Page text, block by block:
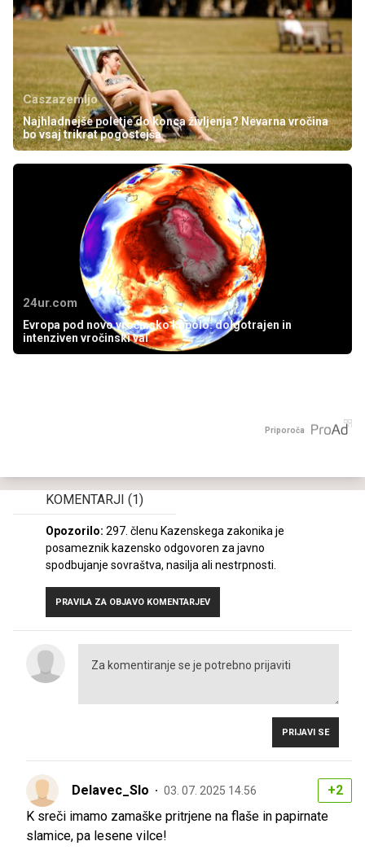
Caszazemljo
Najhladnejše poletje do konca življenja? Nevarna vročina
bo vsaj trikrat pogostejša
24ur.com
Evropa pod novo vročinsko kupolo: dolgotrajen in
intenziven vročinski val
Priporoča
KOMENTARJI (1)
Opozorilo: 297. členu Kazenskega zakonika je
posameznik kazensko odgovoren za javno
spodbujanje sovraštva, nasilja ali nestrpnosti.
PRAVILA ZA OBJAVO KOMENTARJEV
PRIJAVI SE
Delavec_Slo 03. 07. 2025 14.56
+2
K sreči imamo zamaške pritrjene na flaše in papirnate
slamice, pa lesene vilce!